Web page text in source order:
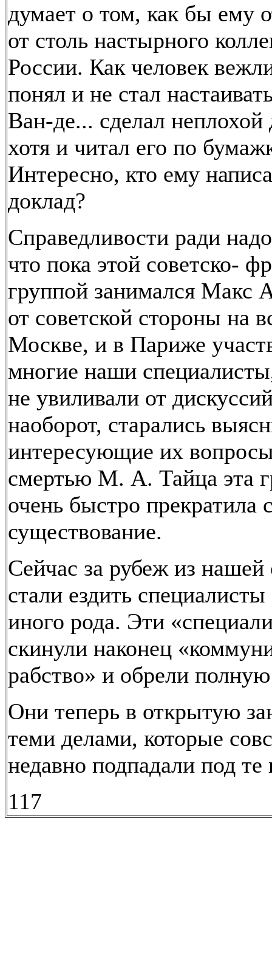
думает о том, как бы ему
от столь настырного
России. Как человек
понял и не стал
Ван-де... сделал неплохой
хотя и читал его по
Интересно, кто ему
доклад?
Справедливости ради
что пока этой советско-
группой занимался Макс
от советской стороны на
Москве, и в Париже
многие наши
не увиливали от
наоборот, старались
интересующие их
смертью М. А. Тайца эта
очень быстро прекратила
существование.
Сейчас за рубеж из нашей
стали ездить
иного рода. Эти
скинули наконец
рабство» и обрели
Они теперь в открытую
теми делами, которые
недавно подпадали под
117